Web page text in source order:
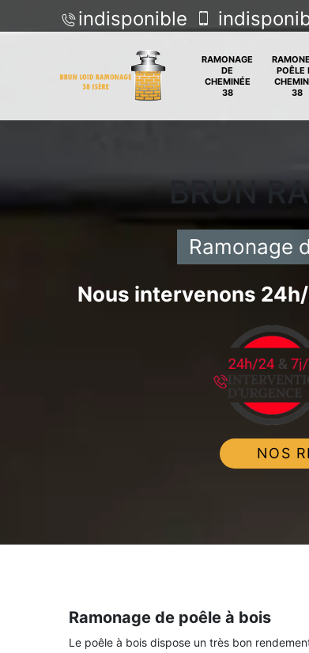
indisponible
RAMONAGE
DE
CHEMINÉE
38
POÊLE
38
BRUN
Ramonage
Nous intervenons
NOS
Ramonage de poêle à bois
Le poêle à bois dispose un très bon